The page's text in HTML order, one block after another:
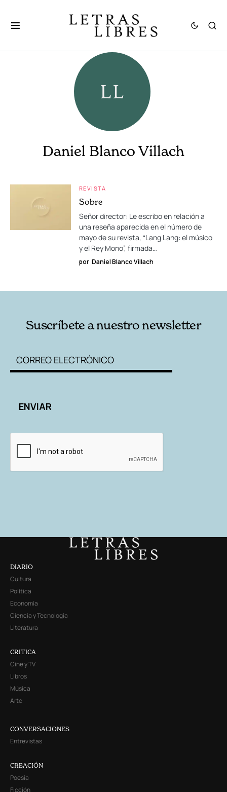
Daniel Blanco Villach
REVISTA
Sobre
Señor director: Le escribo en relación a
una reseña aparecida en el número de
mayo de su revista, “Lang Lang: el músico
y el Rey Mono”, firmada…
por Daniel Blanco Villach
Suscríbete a nuestro newsletter
DIARIO
Cultura
Política
Economía
Ciencia y Tecnología
Literatura
CRITICA
Cine y TV
Libros
Música
Arte
CONVERSACIONES
Entrevistas
CREACIÓN
Poesía
Ficción